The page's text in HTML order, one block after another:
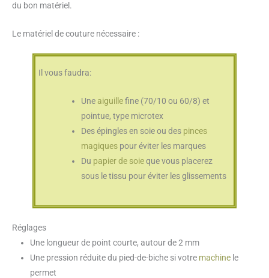
du bon matériel.
Le matériel de couture nécessaire :
Il vous faudra:
Une aiguillefine (70/10 ou 60/8) et
pointue, type microtex
Des épingles en soie ou des pinces
magiques pour éviter les marques
Du papier de soieque vous placerez
sous le tissu pour éviter les glissements
Réglages
Une longueur de point courte, autour de 2 mm
Une pression réduite du pied-de-biche si votre machine le
permet